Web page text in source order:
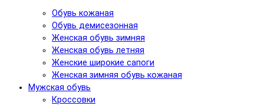
Обувь кожаная
Обувь демисезонная
Женская обувь зимняя
Женская обувь летняя
Женские широкие сапоги
Женская зимняя обувь кожаная
Мужская обувь
Кроссовки